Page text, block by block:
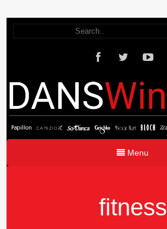
Menu
fitness